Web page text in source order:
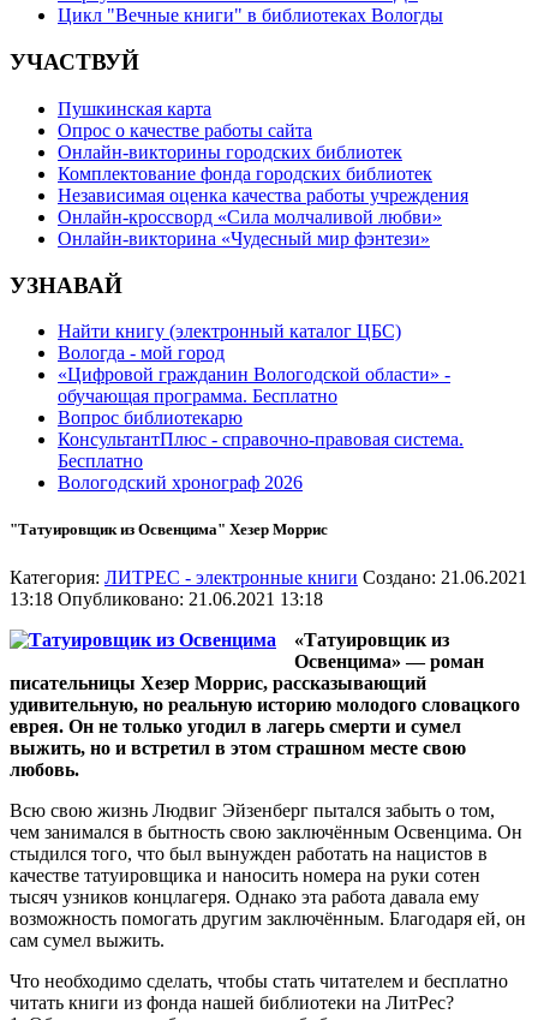
Цикл "Вечные книги" в библиотеках Вологды
УЧАСТВУЙ
Пушкинская карта
Опрос о качестве работы сайта
Онлайн-викторины городских библиотек
Комплектование фонда городских библиотек
Независимая оценка качества работы учреждения
Онлайн-кроссворд «Сила молчаливой любви»
Онлайн-викторина «Чудесный мир фэнтези»
УЗНАВАЙ
Найти книгу (электронный каталог ЦБС)
Вологда - мой город
«Цифровой гражданин Вологодской области» -
обучающая программа. Бесплатно
Вопрос библиотекарю
КонсультантПлюс - справочно-правовая система.
Бесплатно
Вологодский хронограф 2026
"Татуировщик из Освенцима" Хезер Моррис
Категория: ЛИТРЕС - электронные книги Создано: 21.06.2021
13:18 Опубликовано: 21.06.2021 13:18
«Татуировщик из
Освенцима» — роман
писательницы Хезер Моррис, рассказывающий
удивительную, но реальную историю молодого словацкого
еврея. Он не только угодил в лагерь смерти и сумел
выжить, но и встретил в этом страшном месте свою
любовь.
Всю свою жизнь Людвиг Эйзенберг пытался забыть о том,
чем занимался в бытность свою заключённым Освенцима. Он
стыдился того, что был вынужден работать на нацистов в
качестве татуировщика и наносить номера на руки сотен
тысяч узников концлагеря. Однако эта работа давала ему
возможность помогать другим заключённым. Благодаря ей, он
сам сумел выжить.
Что необходимо сделать, чтобы стать читателем и бесплатно
читать книги из фонда нашей библиотеки на ЛитРес?